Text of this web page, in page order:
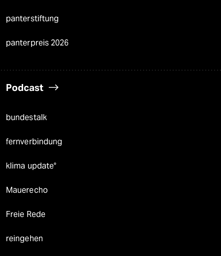
panterstiftung
panterpreis 2026
Podcast
bundestalk
fernverbindung
klima update°
Mauerecho
Freie Rede
reingehen